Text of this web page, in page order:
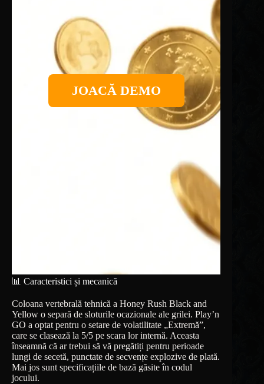
JOACĂ DEMO
📊 Caracteristici și mecanică
Coloana vertebrală tehnică a Honey Rush Black and
Yellow o separă de sloturile ocazionale ale grilei. Play’n
GO a optat pentru o setare de volatilitate „Extremă”,
care se clasează la 5/5 pe scara lor internă. Aceasta
înseamnă că ar trebui să vă pregătiți pentru perioade
lungi de secetă, punctate de secvențe explozive de plată.
Mai jos sunt specificațiile de bază găsite în codul
jocului.